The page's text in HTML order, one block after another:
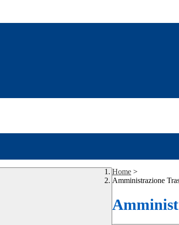
Home >
Amministrazione